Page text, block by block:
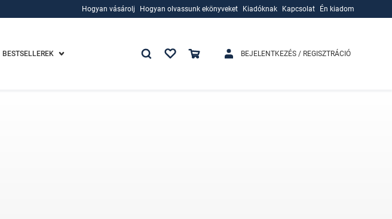
Hogyan vásárolj
Hogyan olvassunk ekönyveket
Kiadóknak
Kapcsolat Én kiadom
BESTSELLEREK BEJELENTKEZÉS / REGISZTRÁCIÓ